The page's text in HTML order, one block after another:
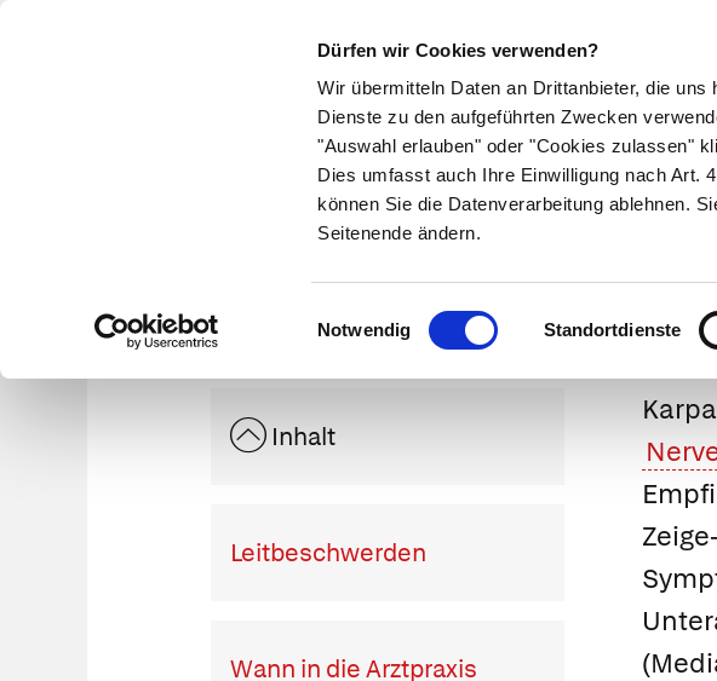
Dürfen wir Cookies verwenden?
Wir übermitteln Daten an Drittanbieter, die
Dienste zu den aufgeführten Zwecken
"Auswahl erlauben" oder "Cookies zulassen"
Dies umfasst auch Ihre Einwilligung nach Art.
können Sie die Datenverarbeitung ablehnen.
Seitenende ändern.
Einwilligungsauswahl
Notwendig Standortdienste
Symptome Therapie Medikamente
Inhalt
Leitbeschwerden
Wann in die Arztpraxis